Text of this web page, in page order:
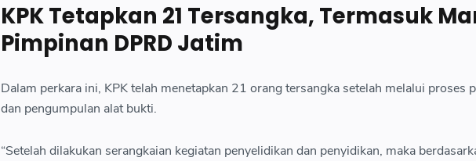
KPK Tetapkan 21 Tersangka, Termasuk
Pimpinan DPRD Jatim
Dalam perkara ini, KPK telah menetapkan 21 orang tersangka setelah melalui proses
dan pengumpulan alat bukti.
“Setelah dilakukan serangkaian kegiatan penyelidikan dan penyidikan, maka